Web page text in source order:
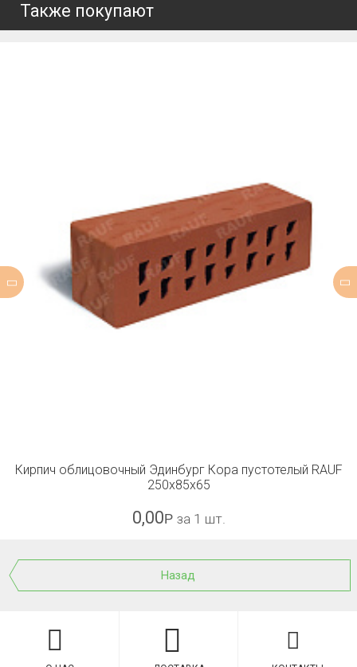
Также покупают
Кирпич облицовочный Эдинбург Кора пустотелый RAUF
250x85x65
0,00Р за 1 шт.
Назад